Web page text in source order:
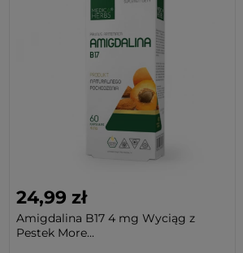
24,99 zł
Amigdalina B17 4 mg Wyciąg z
Pestek More...